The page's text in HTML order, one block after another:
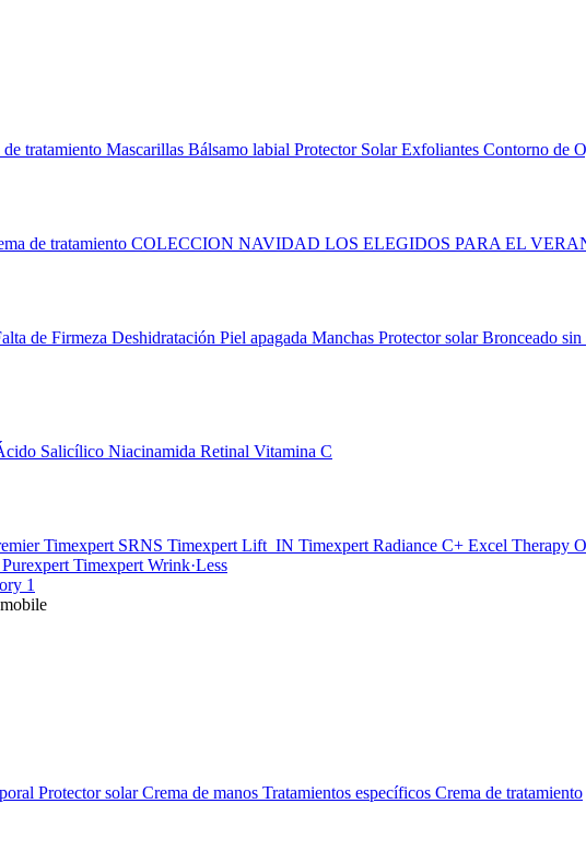
de tratamiento Mascarillas Bálsamo labial Protector SolarExfoliantes Contorno de
de tratamiento COLECCION NAVIDAD LOS ELEGIDOS PARA EL
de Firmeza Deshidratación Piel apagada Manchas Protector solarBronceado sin
Salicílico Niacinamida Retinal Vitamina C
Timexpert SRNS Timexpert Lift_IN Timexpert Radiance C+ Excel Therapy
Purexpert Timexpert Wrink·Less
Protector solarCrema de manos Tratamientos específicos Crema de tratamiento